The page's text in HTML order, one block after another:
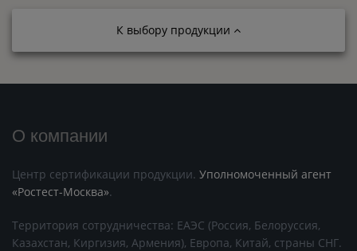
К выбору продукции
О компании
Центр сертификации продукции. Уполномоченный агент
«Ростест-Москва».
Территория сотрудничества: ЕАЭС (Россия, Белоруссия,
Казахстан, Киргизия, Армения), Европа, Китай, страны СНГ.